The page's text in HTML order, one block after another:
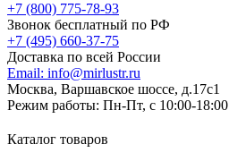
+7 (800) 775-78-93
Звонок бесплатный по РФ
+7 (495) 660-37-75
Доставка по всей России
Email: info@mirlustr.ru
Москва, Варшавское шоссе, д.17c1
Режим работы: Пн-Пт, с 10:00-18:00
Каталог товаров